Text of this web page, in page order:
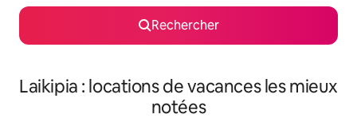
Rechercher
Laikipia : locations de vacances les mieux
notées